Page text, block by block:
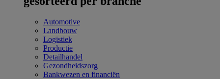
Automotive
Landbouw
Logistiek
Productie
Detailhandel
Gezondheidszorg
Bankwezen en financiën